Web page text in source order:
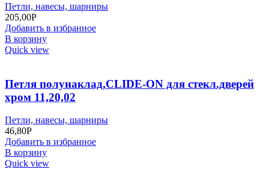
Петли, навесы, шарниры
205,00Р
Добавить в избранное
В корзину
Quick view
Петля полунаклад,CLIDE-ON для стекл.дверей
хром 11,20,02
Петли, навесы, шарниры
46,80Р
Добавить в избранное
В корзину
Quick view